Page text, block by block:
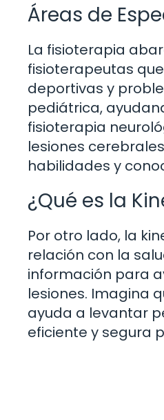
Áreas de
La fisioterapia
fisioterapeutas
deportivas y
pediátrica,
fisioterapia
lesiones
habilidades y
¿Qué es la
Por otro lado, la
relación con la
información para
lesiones. Imagina
ayuda a levantar
eficiente y segura